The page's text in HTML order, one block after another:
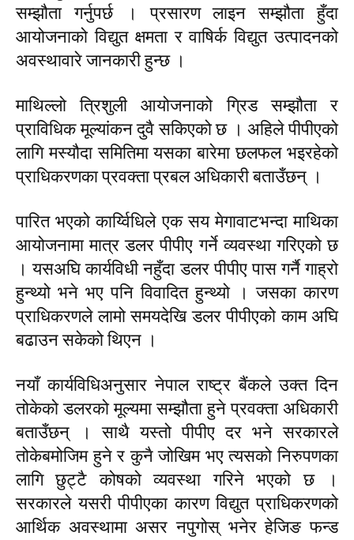
सम्झौता गर्नुपर्छ । प्रसारण लाइन सम्झौता हुँदा
आयोजनाको विद्युत क्षमता र वाषिर्क विद्युत उत्पादनको
अवस्थावारे जानकारी हुन्छ ।
माथिल्लो त्रिशुली आयोजनाको ग्रिड सम्झौता र
प्राविधिक मूल्यांकन दुवै सकिएको छ । अहिले पीपीएको
लागि मस्यौदा समितिमा यसका बारेमा छलफल भइरहेको
प्राधिकरणका प्रवक्ता प्रबल अधिकारी बताउँछन् ।
पारित भएको कार्य्विधिले एक सय मेगावाटभन्दा माथिका
आयोजनामा मात्र डलर पीपीए गर्ने व्यवस्था गरिएको छ
। यसअघि कार्यविधी नहुँदा डलर पीपीए पास गर्नै गाह्रो
हुन्थ्यो भने भए पनि विवादित हुन्थ्यो । जसका कारण
प्राधिकरणले लामो समयदेखि डलर पीपीएको काम अघि
बढाउन सकेको थिएन ।
नयाँ कार्यविधिअनुसार नेपाल राष्ट्र बैंकले उक्त दिन
तोकेको डलरको मूल्यमा सम्झौता हुने प्रवक्ता अधिकारी
बताउँछन् । साथै यस्तो पीपीए दर भने सरकारले
तोकेबमोजिम हुने र कुनै जोखिम भए त्यसको निरुपणका
लागि छुट्टै कोषको व्यवस्था गरिने भएको छ ।
सरकारले यसरी पीपीएका कारण विद्युत प्राधिकरणको
आर्थिक अवस्थामा असर नपुगोस् भनेर हेजिङ फन्ड